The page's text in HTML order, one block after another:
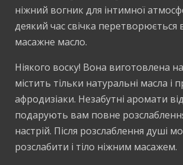
ніжний вогник для інтимної
деякий час свічка перетворюється
масажне масло.
Ніякого воску! Вона виготовлена на
містить тільки натуральні масла і
афродизіаки. Незабутні аромати від
подарують вам повне
настрій. Після розслаблення душі
розслабити і тіло ніжним масажем.